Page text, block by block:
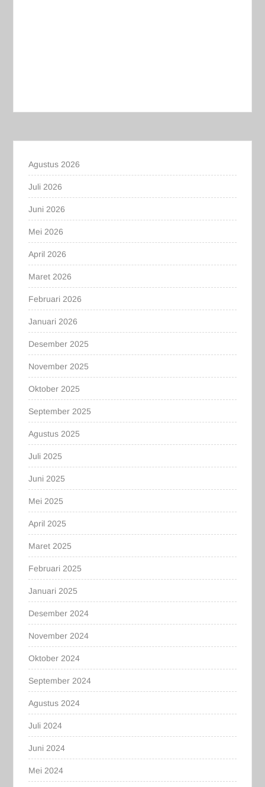
Agustus 2026
Juli 2026
Juni 2026
Mei 2026
April 2026
Maret 2026
Februari 2026
Januari 2026
Desember 2025
November 2025
Oktober 2025
September 2025
Agustus 2025
Juli 2025
Juni 2025
Mei 2025
April 2025
Maret 2025
Februari 2025
Januari 2025
Desember 2024
November 2024
Oktober 2024
September 2024
Agustus 2024
Juli 2024
Juni 2024
Mei 2024